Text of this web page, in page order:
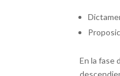
En la fase